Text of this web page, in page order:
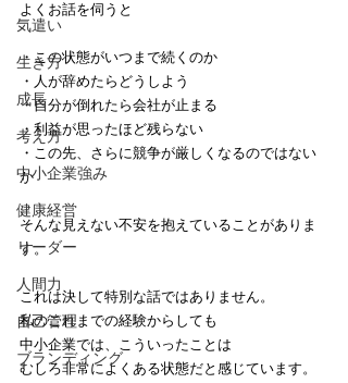
気遣い
生き方
成長
考え方
中小企業強み
健康経営
リーダー
人間力
自己管理
ブランディング
よくお話を伺うと
・この状態がいつまで続くのか
・人が辞めたらどうしよう
・自分が倒れたら会社が止まる
・利益が思ったほど残らない
・この先、さらに競争が厳しくなるのではない
か
そんな見えない不安を抱えていることがありま
す。
これは決して特別な話ではありません。
私のこれまでの経験からしても
中小企業では、こういったことは
むしろ非常によくある状態だと感じています。